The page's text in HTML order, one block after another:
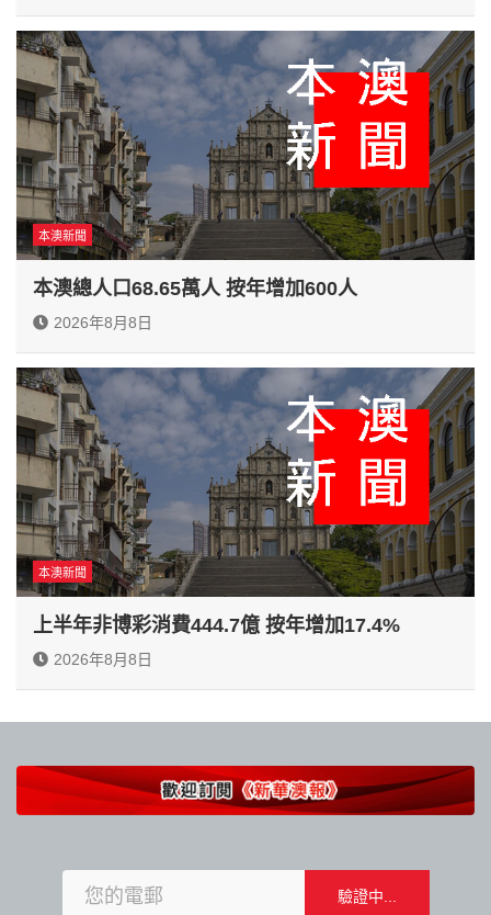
本澳新聞
本澳總人口68.65萬人 按年增加600人
2026年8月8日
本澳新聞
上半年非博彩消費444.7億 按年增加17.4%
2026年8月8日